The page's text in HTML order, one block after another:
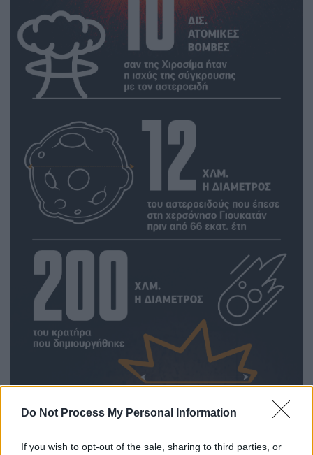
Do Not Process My Personal Information
If you wish to opt-out of the sale, sharing to third parties, or